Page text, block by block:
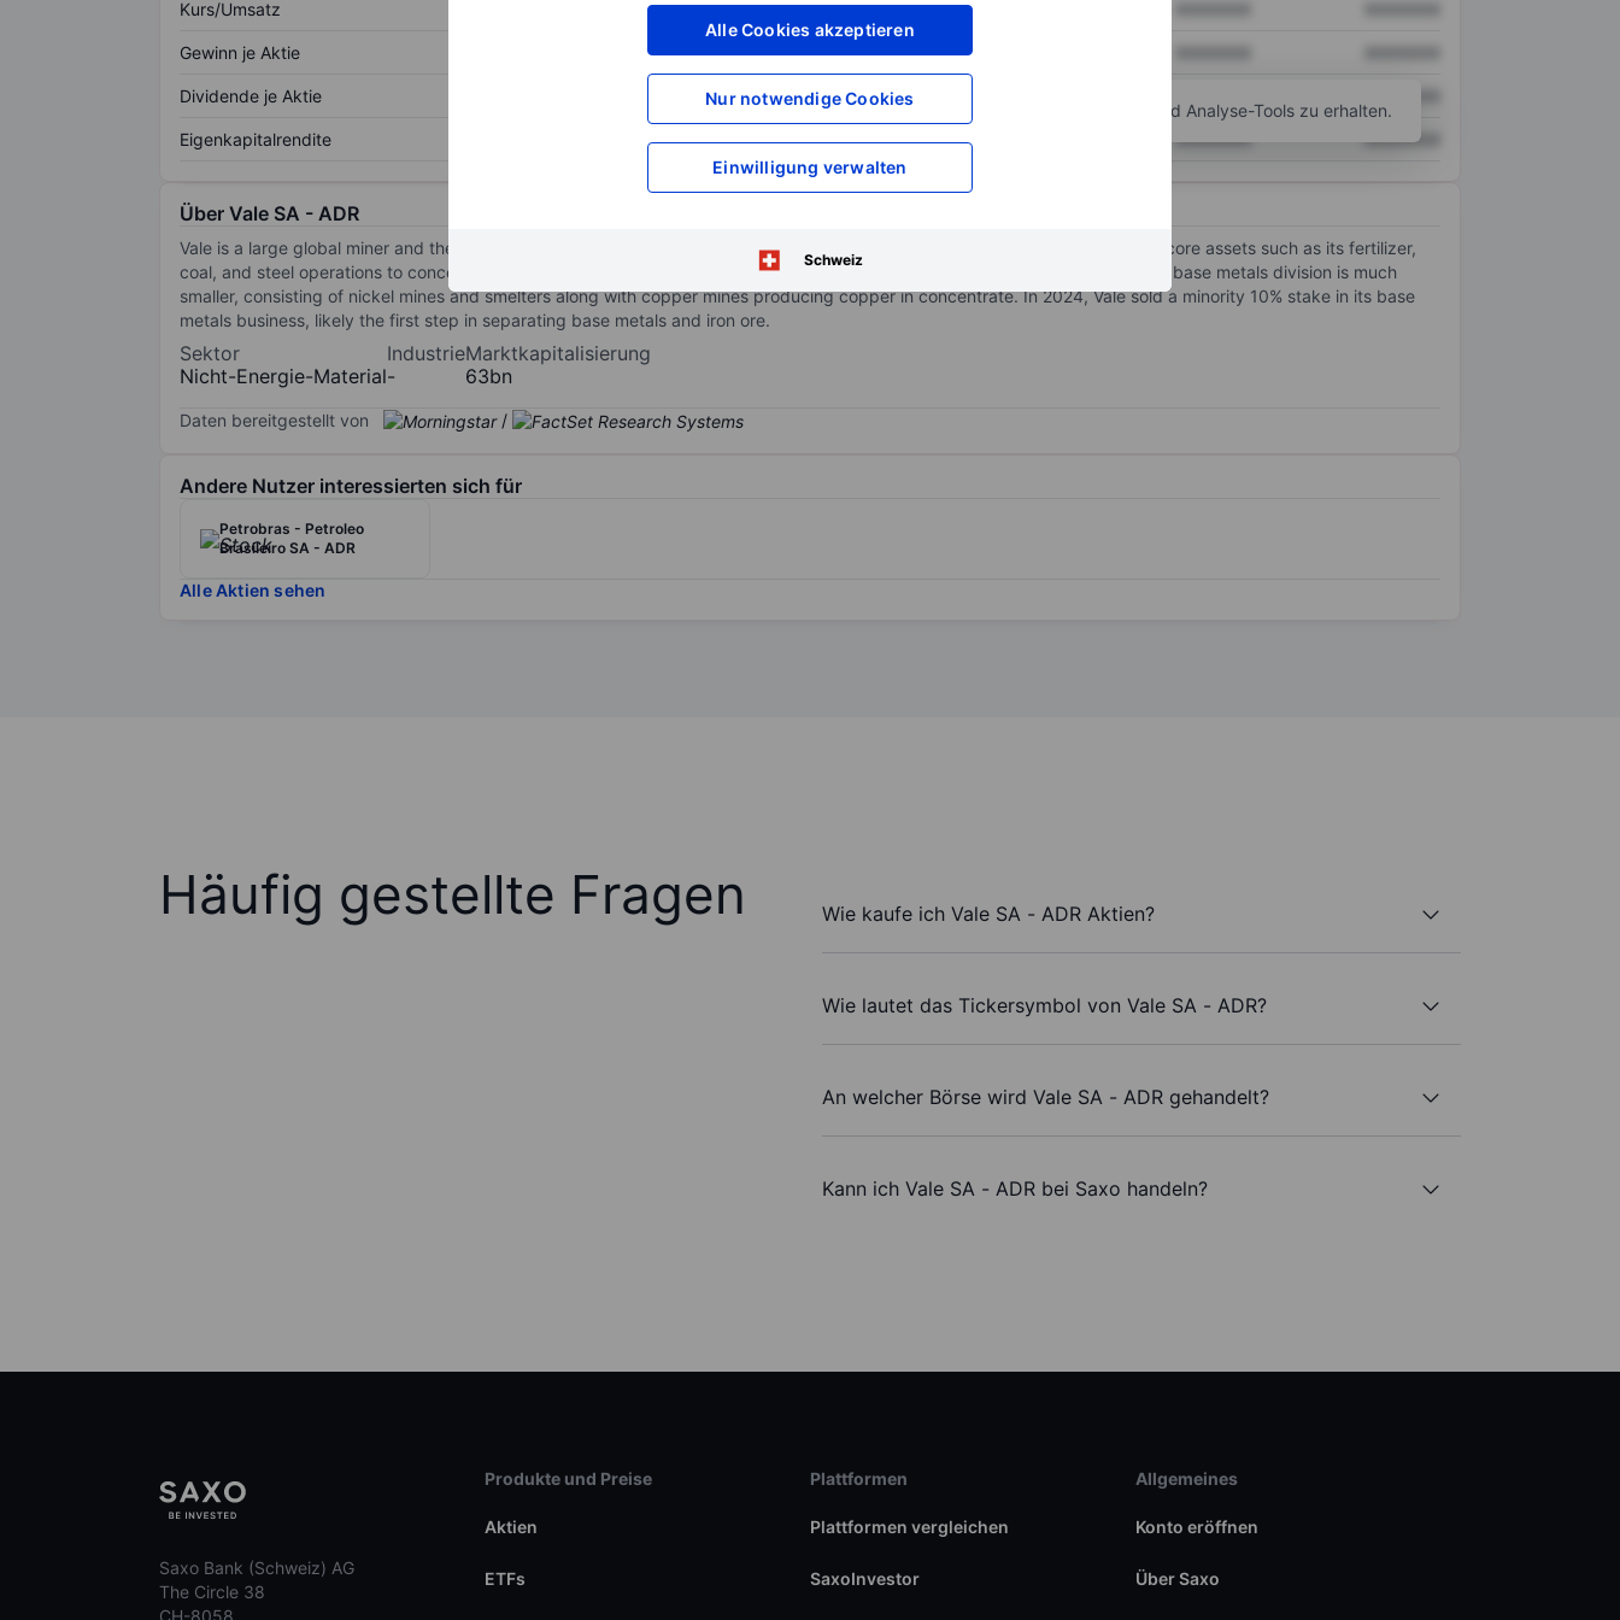
Alle Cookies akzeptieren
Nur notwendige Cookies
Einwilligung verwalten
Schweiz
Kurs/Umsatz XXXXXXX
Gewinn je Aktie XXXXXXX
Dividende je Aktie XXXXXXX
Eigenkapitalrendite XXXXXXX XXXXXXX XXXXXXX
Konto eröffnenum Zugriff auf mehr Diagramm- und Analyse-Tools zu erhalten.
Über Vale SA - ADR
Vale is a large global miner and the world’s largest producer of iron ore and pellets. In recent years the company has sold noncore assets such as its fertilizer,
coal, and steel operations to concentrate on iron ore, nickel, and copper. Earnings are dominated by its iron ore business. The base metals division is much
smaller, consisting of nickel mines and smelters along with copper mines producing copper in concentrate. In 2024, Vale sold a minority 10% stake in its base
metals business, likely the first step in separating base metals and iron ore.
Sektor
Nicht-Energie-Material
Industrie
-
Marktkapitalisierung
63bn
Daten bereitgestellt von /
Andere Nutzer interessierten sich für
Petrobras - Petroleo
Brasileiro SA - ADR
Alle Aktien sehen
Häufig gestellte Fragen Wie kaufe ich Vale SA - ADR Aktien?
Wie lautet das Tickersymbol von Vale SA - ADR?
An welcher Börse wird Vale SA - ADR gehandelt?
Kann ich Vale SA - ADR bei Saxo handeln?
Saxo Bank (Schweiz) AG
The Circle 38
Produkte und Preise
Aktien
ETFs
Plattformen
Plattformen vergleichen
SaxoInvestor
Allgemeines
Konto eröffnen
Über Saxo